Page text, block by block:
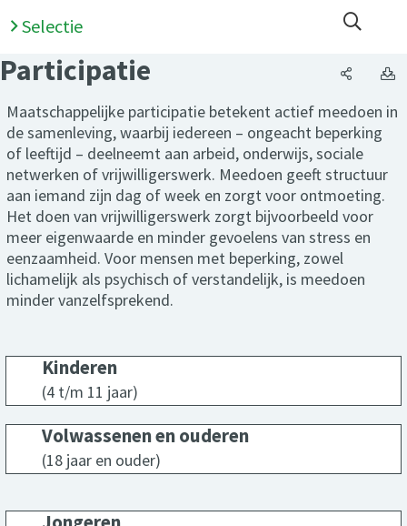
Selectie
Participatie
Maatschappelijke participatie betekent actief meedoen in
de samenleving, waarbij iedereen – ongeacht beperking
of leeftijd – deelneemt aan arbeid, onderwijs, sociale
netwerken of vrijwilligerswerk. Meedoen geeft structuur
aan iemand zijn dag of week en zorgt voor ontmoeting.
Het doen van vrijwilligerswerk zorgt bijvoorbeeld voor
meer eigenwaarde en minder gevoelens van stress en
eenzaamheid. Voor mensen met beperking, zowel
lichamelijk als psychisch of verstandelijk, is meedoen
minder vanzelfsprekend.
Kinderen
(4 t/m 11 jaar)
Volwassenen en ouderen
(18 jaar en ouder)